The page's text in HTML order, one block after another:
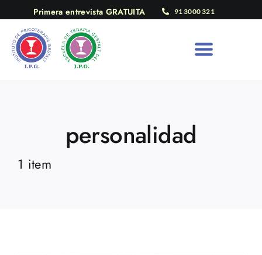
contenido
Primera entrevista GRATUITA 91 3000 321
personalidad
1 item